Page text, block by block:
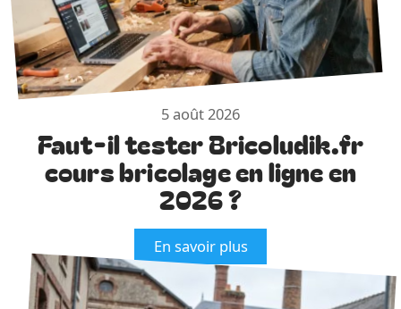
5 août 2026
Faut-il tester Bricoludik.fr
cours bricolage en ligne en
2026 ?
En savoir plus